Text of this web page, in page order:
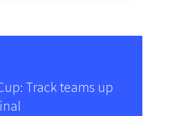
Track teams up